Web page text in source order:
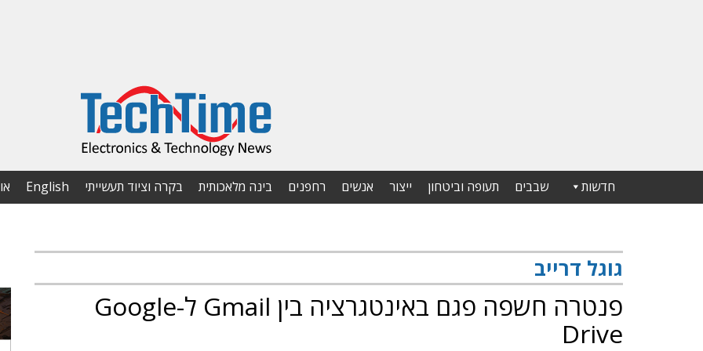
חדשות שבבים תעופה וביטחון ייצור אנשים רחפנים בינה מלאכותית בקרה וציוד תעשייתי English
גוגל דרייב
פנטרה חשפה פגם באינטגרציה בין Gmail ל-Google
Drive